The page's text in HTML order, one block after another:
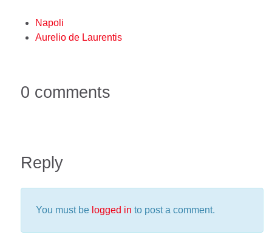
Napoli
Aurelio de Laurentis
0 comments
Reply
You must be logged in to post a comment.